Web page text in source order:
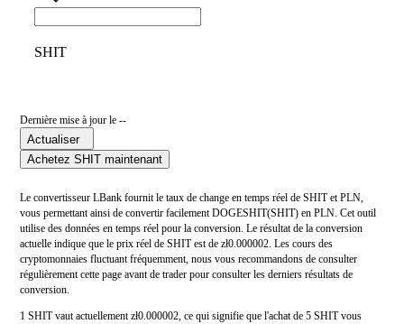
SHIT
Dernière mise à jour le --
Actualiser
Achetez SHIT maintenant
Le convertisseur LBank fournit le taux de change en temps réel de SHIT et PLN,
vous permettant ainsi de convertir facilement DOGESHIT(SHIT) en PLN. Cet outil
utilise des données en temps réel pour la conversion. Le résultat de la conversion
actuelle indique que le prix réel de SHIT est de zł0.000002. Les cours des
cryptomonnaies fluctuant fréquemment, nous vous recommandons de consulter
régulièrement cette page avant de trader pour consulter les derniers résultats de
conversion.
1 SHIT vaut actuellement zł0.000002, ce qui signifie que l'achat de 5 SHIT vous